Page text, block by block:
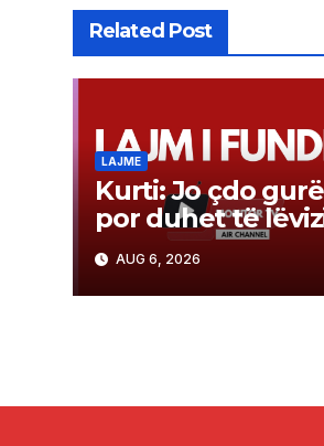
Related Post
LAJME
Kurti: Jo çdo
por duhet të
çdo guralec që të
evitojmë zgjedhjet
e reja! Me
AUG 6, 2026